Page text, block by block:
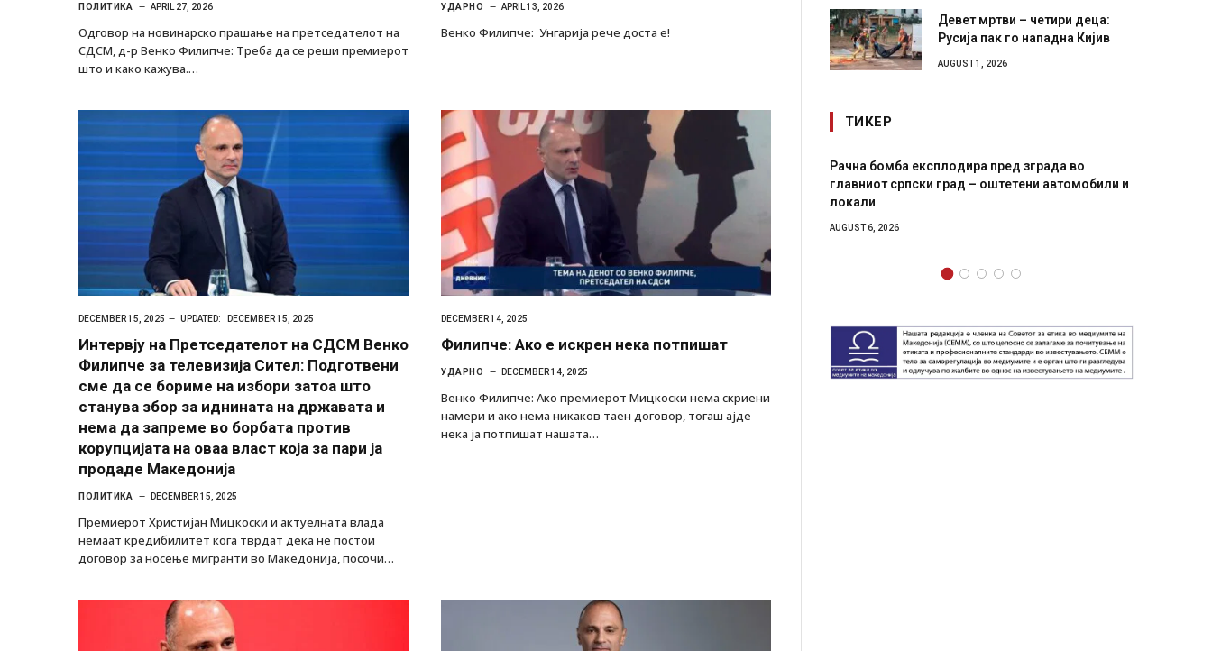
ПОЛИТИКА APRIL 27, 2026
Одговор на новинарско прашање на претседателот на
СДСМ, д-р Венко Филипче: Треба да се реши премиерот
што и како кажува.…
УДАРНО APRIL 13, 2026
Венко Филипче: Унгарија рече доста e!
DECEMBER 15, 2025 UPDATED: DECEMBER 15, 2025
Интервју на Претседателот на СДСМ Венко
Филипче за телевизија Сител: Подготвени
сме да се бориме на избори затоа што
станува збор за иднината на државата и
нема да запреме во борбата против
корупцијата на оваа власт која за пари ја
продаде Македонија
ПОЛИТИКА DECEMBER 15, 2025
Премиерот Христијан Мицкоски и актуелната влада
немаат кредибилитет кога тврдат дека не постои
договор за носење мигранти во Македонија, посочи…
DECEMBER 14, 2025
Филипче: Ако е искрен нека потпишат
УДАРНО DECEMBER 14, 2025
Венко Филипче: Ако премиерот Мицкоски нема скриени
намери и ако нема никаков таен договор, тогаш ајде
нека ја потпишат нашата…
Русија пак го нападна Кијив
AUGUST 1, 2026
Грција: Горат Парос, Андрос, Калимнос, Крит, …
JULY 30, 2026
Рачна бомба експлодира пред зграда во
главниот српски град – оштетени автомобили и
локали
AUGUST 6, 2026
11-месечна воена
AUGUST 4, 2026